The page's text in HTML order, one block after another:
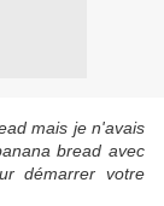
mais je n'avais
bread avec
démarrer votre